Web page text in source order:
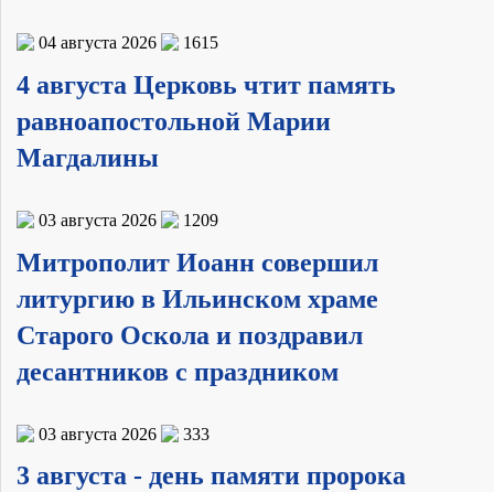
04 августа 2026 1615
4 августа Церковь чтит память
равноапостольной Марии
Магдалины
03 августа 2026 1209
Митрополит Иоанн совершил
литургию в Ильинском храме
Старого Оскола и поздравил
десантников с праздником
03 августа 2026 333
3 августа - день памяти пророка